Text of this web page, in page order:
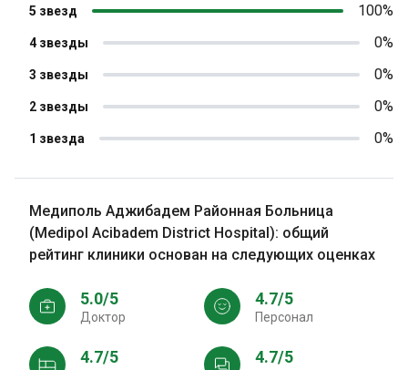
1 звезда 0%
2 звезды 0%
3 звезды 0%
4 звезды 0%
5 звезд 100%
Медиполь Аджибадем Районная Больница
(Medipol Acibadem District Hospital): общий
рейтинг клиники основан на следующих оценках
5.0/5
Доктор
4.7/5
персонал
4.7/5 4.7/5